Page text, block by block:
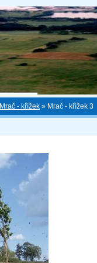
Mrač - křížek » Mrač - křížek 3